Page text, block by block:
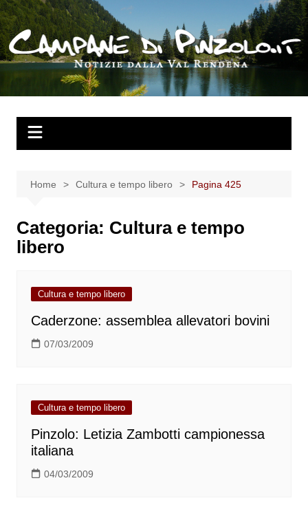
Salta
al
contenuto
Home Cultura e tempo libero Pagina 425
Categoria: Cultura e tempo
libero
Cultura e tempo libero
Caderzone: assemblea allevatori bovini
07/03/2009
Cultura e tempo libero
Pinzolo: Letizia Zambotti campionessa
italiana
04/03/2009